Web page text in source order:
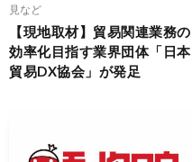
見など
【現地取材】貿易関連業務の
効率化目指す業界団体「日本
貿易DX協会」が発足